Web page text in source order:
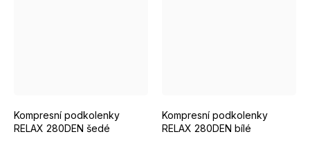
Kompresní podkolenky
RELAX 280DEN šedé
Kompresní podkolenky
RELAX 280DEN bílé